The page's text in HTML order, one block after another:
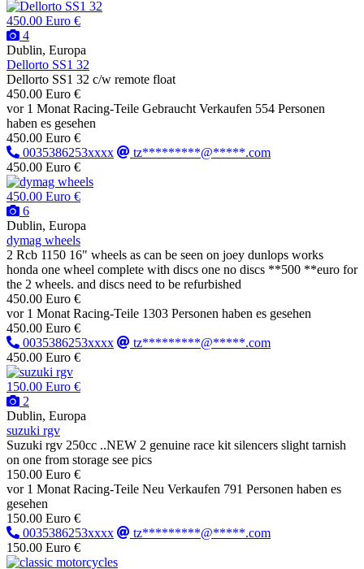
450.00 Euro €
4
Dublin, Europa
Dellorto SS1 32
Dellorto SS1 32 c/w remote float
450.00 Euro €
vor 1 Monat Racing-Teile Gebraucht Verkaufen 554 Personen
haben es gesehen
450.00 Euro €
0035386253xxxx
tz*********@*****.com
450.00 Euro €
450.00 Euro €
6
Dublin, Europa
dymag wheels
2 Rcb 1150 16" wheels as can be seen on joey dunlops works
honda one wheel complete with discs one no discs **500 **euro for
the 2 wheels. and discs need to be refurbished
450.00 Euro €
vor 1 Monat Racing-Teile 1303 Personen haben es gesehen
450.00 Euro €
0035386253xxxx
tz*********@*****.com
450.00 Euro €
150.00 Euro €
2
Dublin, Europa
suzuki rgv
Suzuki rgv 250cc ..NEW 2 genuine race kit silencers slight tarnish
on one from storage see pics
150.00 Euro €
vor 1 Monat Racing-Teile Neu Verkaufen 791 Personen haben es
gesehen
150.00 Euro €
0035386253xxxx
tz*********@*****.com
150.00 Euro €